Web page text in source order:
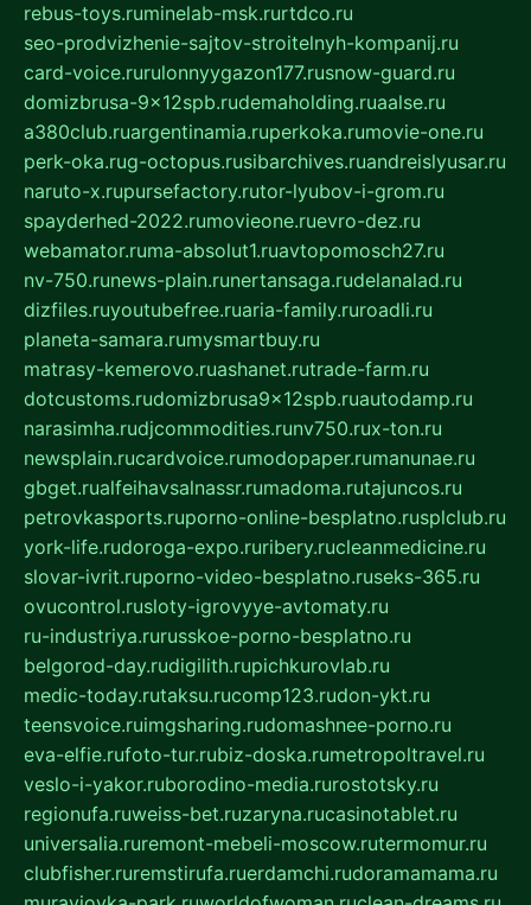
rebus-toys.ruminelab-msk.rurtdco.ru
seo-prodvizhenie-sajtov-stroitelnyh-kompanij.ru
card-voice.rurulonnyygazon177.rusnow-guard.ru
domizbrusa-9x12spb.rudemaholding.ruaalse.ru
a380club.ruargentinamia.ruperkoka.rumovie-one.ru
perk-oka.rug-octopus.rusibarchives.ruandreislyusar.ru
naruto-x.rupursefactory.rutor-lyubov-i-grom.ru
spayderhed-2022.rumovieone.ruevro-dez.ru
webamator.ruma-absolut1.ruavtopomosch27.ru
nv-750.runews-plain.runertansaga.rudelanalad.ru
dizfiles.ruyoutubefree.ruaria-family.ruroadli.ru
planeta-samara.rumysmartbuy.ru
matrasy-kemerovo.ruashanet.rutrade-farm.ru
dotcustoms.rudomizbrusa9x12spb.ruautodamp.ru
narasimha.rudjcommodities.runv750.rux-ton.ru
newsplain.rucardvoice.rumodopaper.rumanunae.ru
gbget.rualfeihavsalnassr.rumadoma.rutajuncos.ru
petrovkasports.ruporno-online-besplatno.rusplclub.ru
york-life.rudoroga-expo.ruribery.rucleanmedicine.ru
slovar-ivrit.ruporno-video-besplatno.ruseks-365.ru
ovucontrol.rusloty-igrovyye-avtomaty.ru
ru-industriya.rurusskoe-porno-besplatno.ru
belgorod-day.rudigilith.rupichkurovlab.ru
medic-today.rutaksu.rucomp123.rudon-ykt.ru
teensvoice.ruimgsharing.rudomashnee-porno.ru
eva-elfie.rufoto-tur.rubiz-doska.rumetropoltravel.ru
veslo-i-yakor.ruborodino-media.rurostotsky.ru
regionufa.ruweiss-bet.ruzaryna.rucasinotablet.ru
universalia.ruremont-mebeli-moscow.rutermomur.ru
clubfisher.ruremstirufa.ruerdamchi.rudoramamama.ru